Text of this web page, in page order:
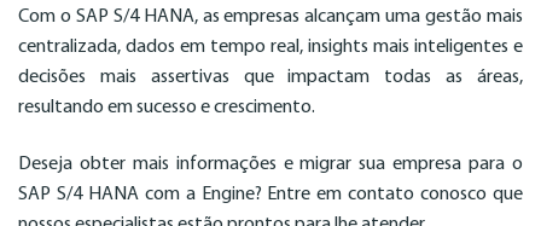
Com o SAP S/4 HANA, as empresas alcançam uma gestão mais
centralizada, dados em tempo real, insights mais inteligentes e
decisões mais assertivas que impactam todas as áreas,
resultando em sucesso e crescimento.
Deseja obter mais informações e migrar sua empresa para o
SAP S/4 HANA com a Engine? Entre em contato conosco que